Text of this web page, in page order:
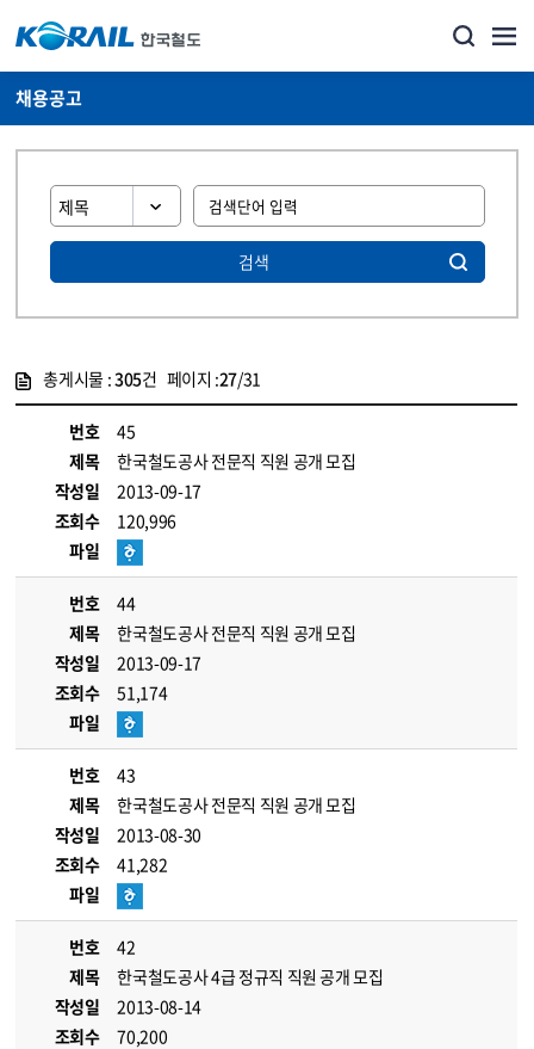
채용공고
검색
총게시물 :305건 페이지 :27/31
번호
45
제목
한국철도공사 전문직 직원 공개 모집
작성일
2013-09-17
조회수
120,996
파일
번호
44
제목
한국철도공사 전문직 직원 공개 모집
작성일
2013-09-17
조회수
51,174
파일
번호
43
제목
한국철도공사 전문직 직원 공개 모집
작성일
2013-08-30
조회수
41,282
파일
번호
42
제목
한국철도공사 4급 정규직 직원 공개 모집
작성일
2013-08-14
조회수
70,200